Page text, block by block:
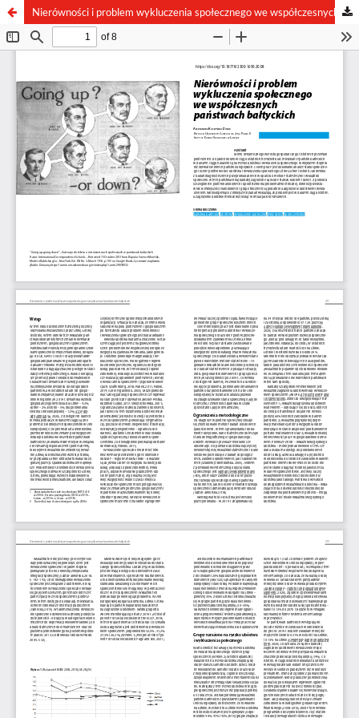
Nierówności i problem wykluczenia społecznego we współczesnych państwach bałtyckich